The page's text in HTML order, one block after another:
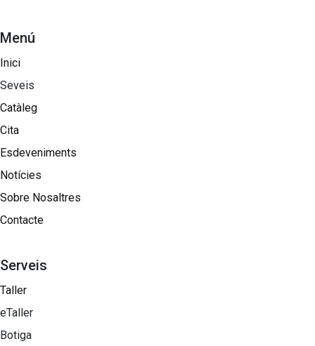
Menú
Inici
Seveis
Catàleg
Cita
Esdeveniments
Notícies
Sobre Nosaltres​
Contacte
Serveis
Taller
eTaller
Botiga